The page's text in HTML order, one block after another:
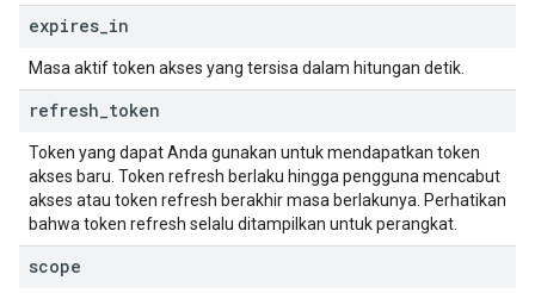
expires in
Masa aktif token akses yang tersisa dalam hitungan detik.
refresh token
Token yang dapat Anda gunakan untuk mendapatkan token
akses baru. Token refresh berlaku hingga pengguna mencabut
akses atau token refresh berakhir masa berlakunya. Perhatikan
bahwa token refresh selalu ditampilkan untuk perangkat.
scope